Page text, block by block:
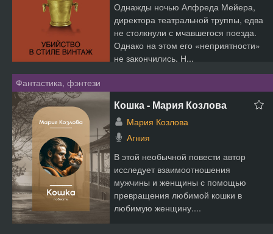
Однажды ночью Алфреда Мейера,
директора театральной труппы, едва
не столкнули с мчавшегося поезда.
Однако на этом его «неприятности»
не закончились. Н...
Фантастика, фэнтези
Кошка - Мария Козлова
Мария Козлова
Агния
В этой необычной повести автор
исследует взаимоотношения
мужчины и женщины с помощью
превращения любимой кошки в
любимую женщину....